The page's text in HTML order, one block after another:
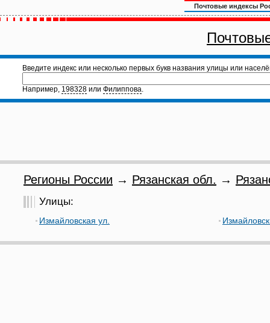
Почтовые индексы
Введите индекс или несколько первых букв названия улицы или
Например, 198328 или Филиппова.
Регионы России → Рязанская обл. →
Улицы:
Измайловская ул.